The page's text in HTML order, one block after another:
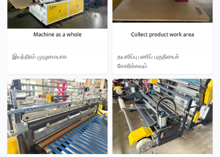
இயந்திரம் முழுமையாக
தயாரிப்பு பணிப் பகுதியைச்
சேகரிக்கவும்